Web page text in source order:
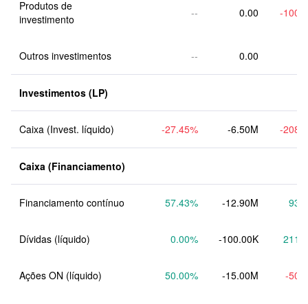
Produtos de
investimento
-- 0.00 -
Outros investimentos -- 0.00
Investimentos (LP)
Caixa (Invest. líquido) -27.45% -6.50M -
Caixa (Financiamento)
Financiamento contínuo 57.43% -12.90M
Dívidas (líquido) 0.00% -100.00K
Ações ON (líquido) 50.00% -15.00M -